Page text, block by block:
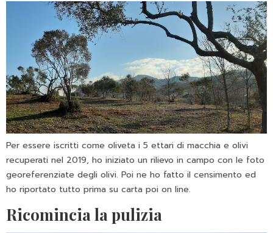
Per essere iscritti come oliveta i 5 ettari di macchia e olivi
recuperati nel 2019, ho iniziato un rilievo in campo con le foto
georeferenziate degli olivi. Poi ne ho fatto il censimento ed
ho riportato tutto prima su carta poi on line.
Ricomincia la pulizia